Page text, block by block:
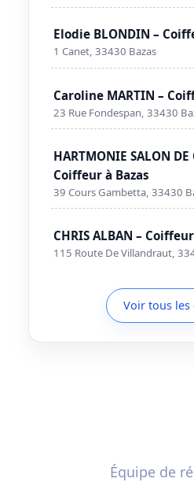
Elodie BLONDIN –
1 Canet, 33430 Bazas
Caroline MARTIN –
23 Rue Fondespan, 33430
HARTMONIE SALON DE
Coiffeur à Bazas
39 Cours Gambetta, 33430
CHRIS ALBAN –
115 Route De Villandraut,
Voir tous les
Équipe de